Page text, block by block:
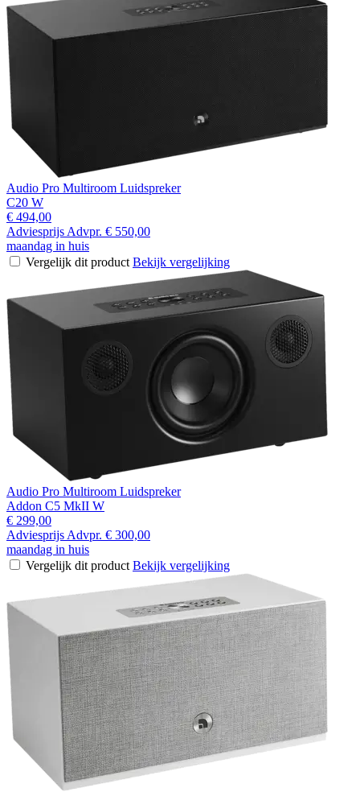
Audio Pro Multiroom Luidspreker
C20 W
€ 494,00
Adviesprijs Advpr. € 550,00
maandag in huis
Vergelijk dit product Bekijk vergelijking
Audio Pro Multiroom Luidspreker
Addon C5 MkII W
€ 299,00
Adviesprijs Advpr. € 300,00
maandag in huis
Vergelijk dit product Bekijk vergelijking